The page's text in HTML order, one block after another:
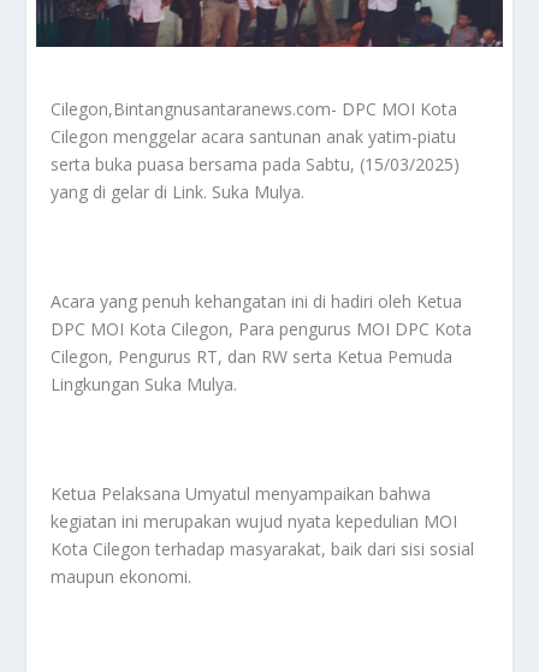
Cilegon,Bintangnusantaranews.com- DPC MOI Kota
Cilegon menggelar acara santunan anak yatim-piatu
serta buka puasa bersama pada Sabtu, (15/03/2025)
yang di gelar di Link. Suka Mulya.
Acara yang penuh kehangatan ini di hadiri oleh Ketua
DPC MOI Kota Cilegon, Para pengurus MOI DPC Kota
Cilegon, Pengurus RT, dan RW serta Ketua Pemuda
Lingkungan Suka Mulya.
Ketua Pelaksana Umyatul menyampaikan bahwa
kegiatan ini merupakan wujud nyata kepedulian MOI
Kota Cilegon terhadap masyarakat, baik dari sisi sosial
maupun ekonomi.